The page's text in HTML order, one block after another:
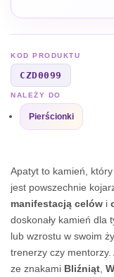
KOD PRODUKTU
CZD0099
NALEŻY DO
Pierścionki
Apatyt to kamień,
jest powszechnie
manifestacją celów i
doskonały kamień dla
lub wzrostu w swoim
trenerzy czy mentorzy.
ze znakami Bliźniąt